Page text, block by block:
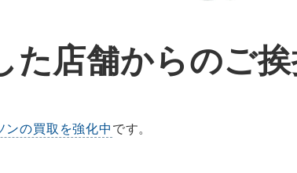
た店舗からのご
ンの買取を強化中 です。